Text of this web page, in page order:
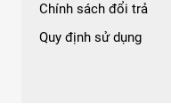
Chính sách đổi trả
Quy định sử dụng